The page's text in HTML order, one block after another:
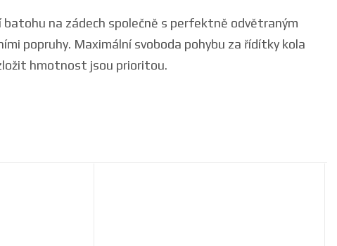
batohu na zádech společně s perfektně odvětraným
popruhy. Maximální svoboda pohybu za řídítky kola
hmotnost jsou prioritou.